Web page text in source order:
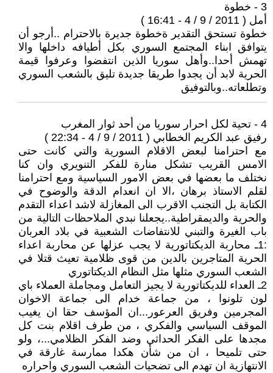
3 - خطوة
أمل ( 2011 / 9 / 4 - 16:41 )
خطوة تستحق التقدير ةخطوة جديرة بالاحترام ..أرجو أن
يتوافق ابناء المجتمع السوري بكل أطيافه داخلها والا
تهمش أحدا..وأهل سوريا الذين انتفضوا وعرفوا قيمة
الحرية لابد أن يجدوا طريقا جديدة تليق بالشعب السوري
وتطلعاته..وبالتوفيق
4 - تحية لكل احرار سوريا من أحد ثوار المغرب
رفيق عبد الكريم الخطابي ( 2011 / 9 / 4 - 22:34 )
مع احترامنا لبعض الاقلام السورية والتي كانت حتى
الامس القريب تشكل منارة للفكر التنويري وان كنا
نختلف ما بعضها في بعض الامور السياسية ومع احترامنا
لقلم الاستاذ برهان ،الا ان انعدام الدقة والوضوح في
الكتابة بل التجنب الاقرب الى المغازلة لاشد اعداء التقدم
والحرية والديمقراطية..يجعلنا نبدي الملاحظات التالية من
باب الغيرة والتبني للانتفاضات الشعبية في بلاد العربان
:1ـ محاربة الديكتاتورية لا يجب عزلها عن محاربة اعداء
الحرية المتاجرين بالدين من قوى ظلامية تعيث قتلا في
الشعب السوري مثلها مثل النظام الديكتاتوري
2ـ العداء للديكتاتورية لا يجيز التعامل ومجاملة العملاء باي
لون تلونوا ، من جماعة خدام الى جماعة الاخوان
المجرمين وفريق العرعور...ان المؤسف حقا ان يغيب
الموقف السياسي والفكري ، من طرف اقلام بنت كل
مجدها على الفكر الحداثي وضد الفكر الظلامي...، ولو
حتى تلميحا ، ان من شأن هكدا ممارسة غارقة في
الانتهازية ان تهدم الى تضحيات الشعب السوري واحراره